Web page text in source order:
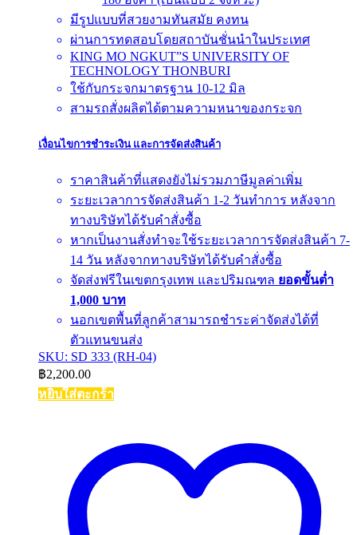
มีรูปแบบที่สวยงามทันสมัย คงทน
ผ่านการทดสอบโดยสถาบันชั่นนำในประเทศ
KING MO NGKUT”S UNIVERSITY OF
TECHNOLOGY THONBURI
ใช้กับกระจกมาตรฐาน 10-12 มิล
สามรถสั่งผลิตได้ตามความหนาของกระจก
เงื่อนไขการชำระเงิน และการจัดส่งสินค้า
ราคาสินค้าที่แสดงยังไม่รวมภาษีมูลค่าเพิ่ม
ระยะเวลาการจัดส่งสินค้า 1-2 วันทำการ หลังจาก
ทางบริษัทได้รับคำสั่งซื้อ
หากเป็นงานสั่งทำจะใช้ระยะเวลาการจัดส่งสินค้า 7-
14 วัน หลังจากทางบริษัทได้รับคำสั่งซื้อ
จัดส่งฟรีในเขตกรุงเทพ และปริมณฑล ยอดขั้นต่ำ
1,000 บาท
นอกเขตพื้นที่ลูกค้าสามารถชำระค่าจัดส่งได้ที่
ตัวแทนขนส่ง
SKU: SD 333 (RH-04)
฿2,200.00
หยิบใส่ตะกร้า